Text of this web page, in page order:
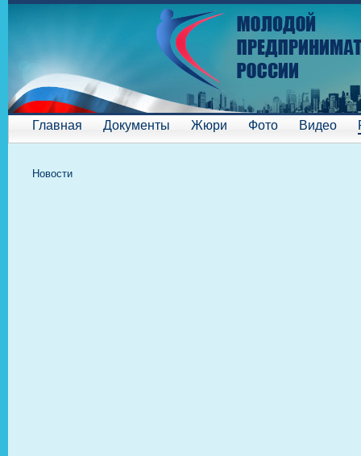
Главная Документы Жюри Фото Видео
Новости